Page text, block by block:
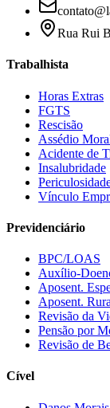
Rua Rui
Trabalhista
Horas Extras
FGTS
Rescisão
Assédio
Acidente de
Insalubridade
Vínculo
Previdenciário
BPC/LOAS
Auxílio-
Aposent.
Aposent.
Revisão da
Pensão por
Revisão de
Cível